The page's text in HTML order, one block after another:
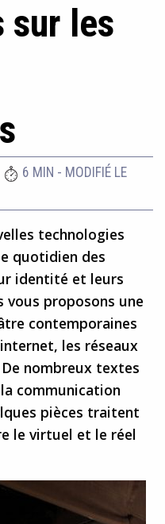
sur les
6 MIN - MODIFIÉ LE
technologies
quotidien des
identité et leurs
vous proposons une
contemporaines
les réseaux
nombreux textes
communication
pièces traitent
le virtuel et le réel